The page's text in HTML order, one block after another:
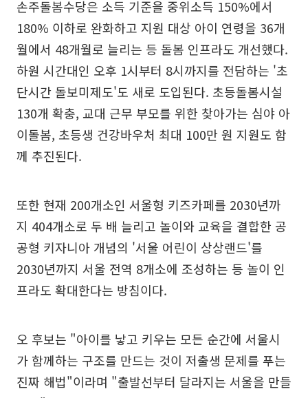
손주돌봄수당은 소득 기준을 중위소득 150%에서
180% 이하로 완화하고 지원 대상 아이 연령을 36개
월에서 48개월로 늘리는 등 돌봄 인프라도 개선했다.
하원 시간대인 오후 1시부터 8시까지를 전담하는 '초
단시간 돌보미제도'도 새로 도입된다. 초등돌봄시설
130개 확충, 교대 근무 부모를 위한 찾아가는 심야 아
이돌봄, 초등생 건강바우처 최대 100만 원 지원도 함
께 추진된다.
또한 현재 200개소인 서울형 키즈카페를 2030년까
지 404개소로 두 배 늘리고 놀이와 교육을 결합한 공
공형 키자니아 개념의 '서울 어린이 상상랜드'를
2030년까지 서울 전역 8개소에 조성하는 등 놀이 인
프라도 확대한다는 방침이다.
오 후보는 "아이를 낳고 키우는 모든 순간에 서울시
가 함께하는 구조를 만드는 것이 저출생 문제를 푸는
진짜 해법"이라며 "출발선부터 달라지는 서울을 만들